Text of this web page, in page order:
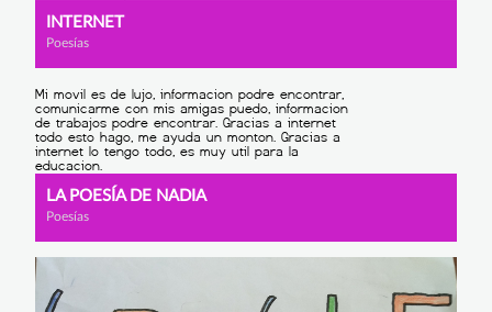
INTERNET
Poesías
LA POESÍA DE NADIA
Poesías